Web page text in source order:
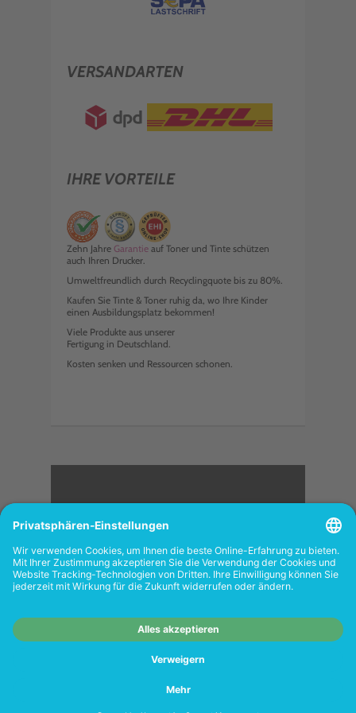
VERSANDARTEN
IHRE VORTEILE
Zehn Jahre Garantie auf Toner und Tinte schützen
auch Ihren Drucker.
Umweltfreundlich durch Recyclingquote bis zu 80%.
Kaufen Sie Tinte & Toner ruhig da, wo Ihre Kinder
einen Ausbildungsplatz bekommen!
Viele Produkte aus unserer
Fertigung in Deutschland.
Kosten senken und Ressourcen schonen.
<
FOLGEN SIE UNS
Shops richtet sich nicht an Wiederverkäufer.
www.tonerhersteller.de